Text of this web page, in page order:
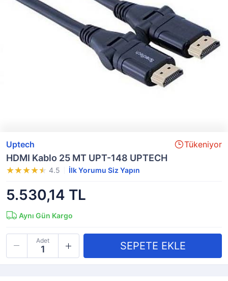
Uptech Tükeniyor
HDMI Kablo 25 MT UPT-148 UPTECH
4.5 İlk Yorumu Siz Yapın
5.530,14 TL
Aynı Gün Kargo
Adet